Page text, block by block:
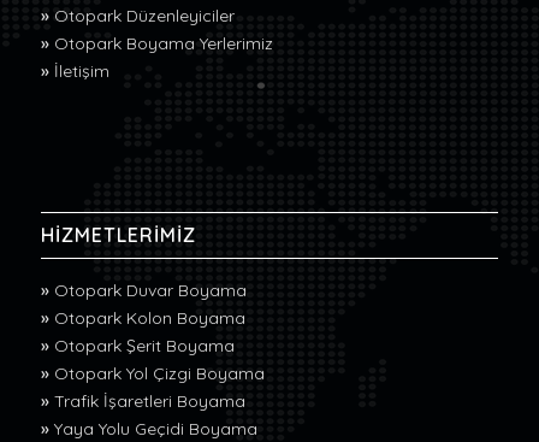
» Otopark Düzenleyiciler
» Otopark Boyama Yerlerimiz
» İletişim
HİZMETLERİMİZ
» Otopark Duvar Boyama
» Otopark Kolon Boyama
» Otopark Şerit Boyama
» Otopark Yol Çizgi Boyama
» Trafik İşaretleri Boyama
» Yaya Yolu Geçidi Boyama